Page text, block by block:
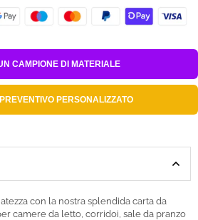
CAMPIONE DI MATERIALE
PREVENTIVO PERSONALIZZATO
con la nostra splendida carta da
camere da letto, corridoi, sale da pranzo